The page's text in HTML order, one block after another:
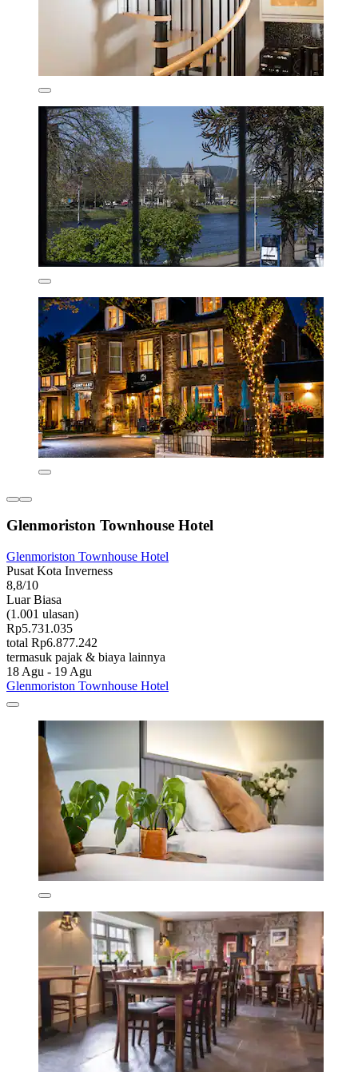
Glenmoriston Townhouse Hotel
Glenmoriston Townhouse Hotel
Pusat Kota Inverness
8,8/10
Luar Biasa
(1.001 ulasan)
Rp5.731.035
total Rp6.877.242
termasuk pajak & biaya lainnya
18 Agu - 19 Agu
Glenmoriston Townhouse Hotel